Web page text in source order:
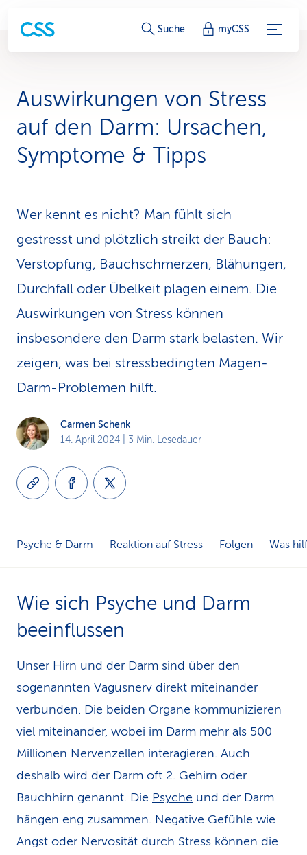
S
i
c
-
L
i
s
Suche myCSS
Auswirkungen von Stress
auf den Darm: Ursachen,
Symptome & Tipps
Wer kennt es nicht? Man fühlt sich
gestresst und plötzlich streikt der Bauch:
Verstopfung, Bauch­schmerzen, Blähungen,
Durchfall oder Übelkeit plagen einem. Die
Auswirkungen von Stress können
insbesondere den Darm stark belasten. Wir
zeigen, was bei stressbedingten Magen-
Darm-Problemen hilft.
Carmen Schenk
14. April 2024 | 3 Min. Lesedauer
Psyche & Darm Reaktion auf Stress Folgen Was
Wie sich Psyche und Darm
beeinflussen
Unser Hirn und der Darm sind über den
sogenannten Vagusnerv direkt miteinander
verbunden. Die beiden Organe kommunizieren
viel miteinander, wobei im Darm mehr als 500
Millionen Nervenzellen interagieren. Auch
deshalb wird der Darm oft 2. Gehirn oder
Bauchhirn genannt. Die Psyche und der Darm
hängen eng zusammen. Negative Gefühle wie
Angst oder Nervosität durch Stress können die